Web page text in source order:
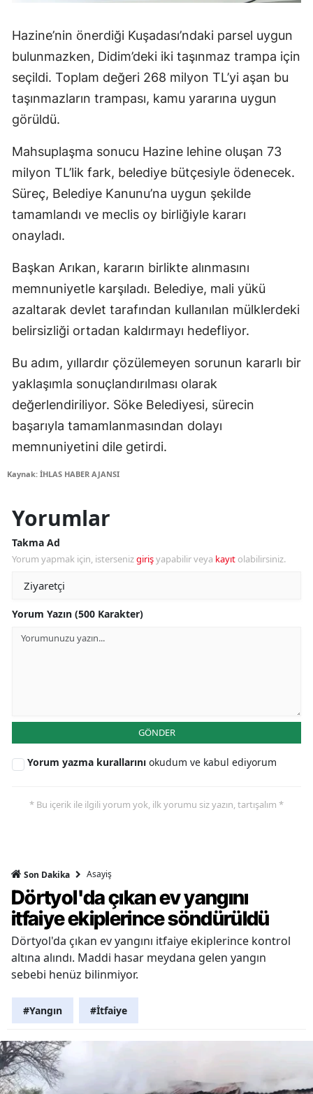
Hazine’nin önerdiği Kuşadası’ndaki parsel uygun
bulunmazken, Didim’deki iki taşınmaz trampa için
seçildi. Toplam değeri 268 milyon TL’yi aşan bu
taşınmazların trampası, kamu yararına uygun
görüldü.
Mahsuplaşma sonucu Hazine lehine oluşan 73
milyon TL’lik fark, belediye bütçesiyle ödenecek.
Süreç, Belediye Kanunu’na uygun şekilde
tamamlandı ve meclis oy birliğiyle kararı
onayladı.
Başkan Arıkan, kararın birlikte alınmasını
memnuniyetle karşıladı. Belediye, mali yükü
azaltarak devlet tarafından kullanılan mülklerdeki
belirsizliği ortadan kaldırmayı hedefliyor.
Bu adım, yıllardır çözülemeyen sorunun kararlı bir
yaklaşımla sonuçlandırılması olarak
değerlendiriliyor. Söke Belediyesi, sürecin
başarıyla tamamlanmasından dolayı
memnuniyetini dile getirdi.
Kaynak: İHLAS HABER AJANSI
Yorumlar
Takma Ad
Yorum yapmak için, istersenizgirişyapabilir veya kayıt olabilirsiniz.
Yorum Yazın (500 Karakter)
GÖNDER
Yorum yazma kurallarını okudum ve kabul ediyorum
* Bu içerik ile ilgili yorum yok, ilk yorumu siz yazın, tartışalım *
Son Dakika Asayiş
Dörtyol'da çıkan ev yangını
itfaiye ekiplerince söndürüldü
Dörtyol'da çıkan ev yangını itfaiye ekiplerince kontrol
altına alındı. Maddi hasar meydana gelen yangın
sebebi henüz bilinmiyor.
#Yangın #İtfaiye